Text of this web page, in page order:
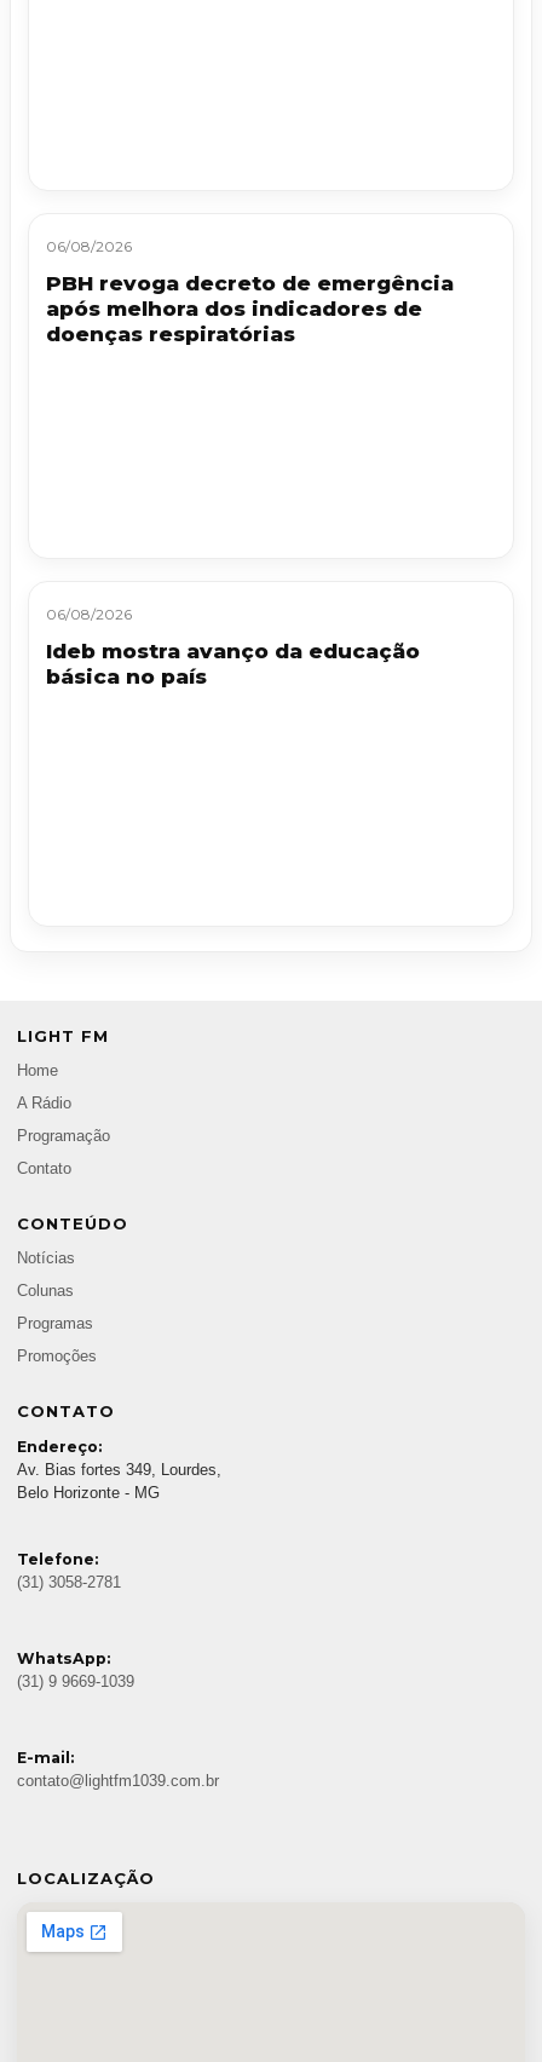
06/08/2026
PBH revoga decreto de emergência
após melhora dos indicadores de
doenças respiratórias
06/08/2026
Ideb mostra avanço da educação
básica no país
LIGHT FM
Home
A Rádio
Programação
Contato
CONTEÚDO
Notícias
Colunas
Programas
Promoções
CONTATO
Endereço:
Av. Bias fortes 349, Lourdes,
Belo Horizonte - MG
Telefone:
(31) 3058-2781
WhatsApp:
(31) 9 9669-1039
E-mail:
contato@lightfm1039.com.br
LOCALIZAÇÃO